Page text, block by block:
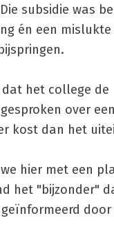
subsidie was
én een
het college
over
kost dan het
hier met een
het "bijzonder"